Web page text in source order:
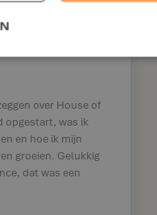
over House of
opgestart, was ik
en hoe ik mijn
groeien. Gelukkig
dat was een